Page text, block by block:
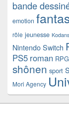
bande
emotion
rôle jeunesse
Nintendo Switch
PS5 roman RPG
shônen sport
Mori Agency